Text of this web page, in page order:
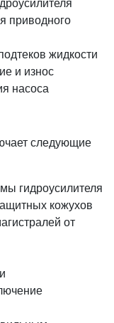
приводного
жидкости
и износ
насоса
следующие
гидроусилителя
кожухов
от